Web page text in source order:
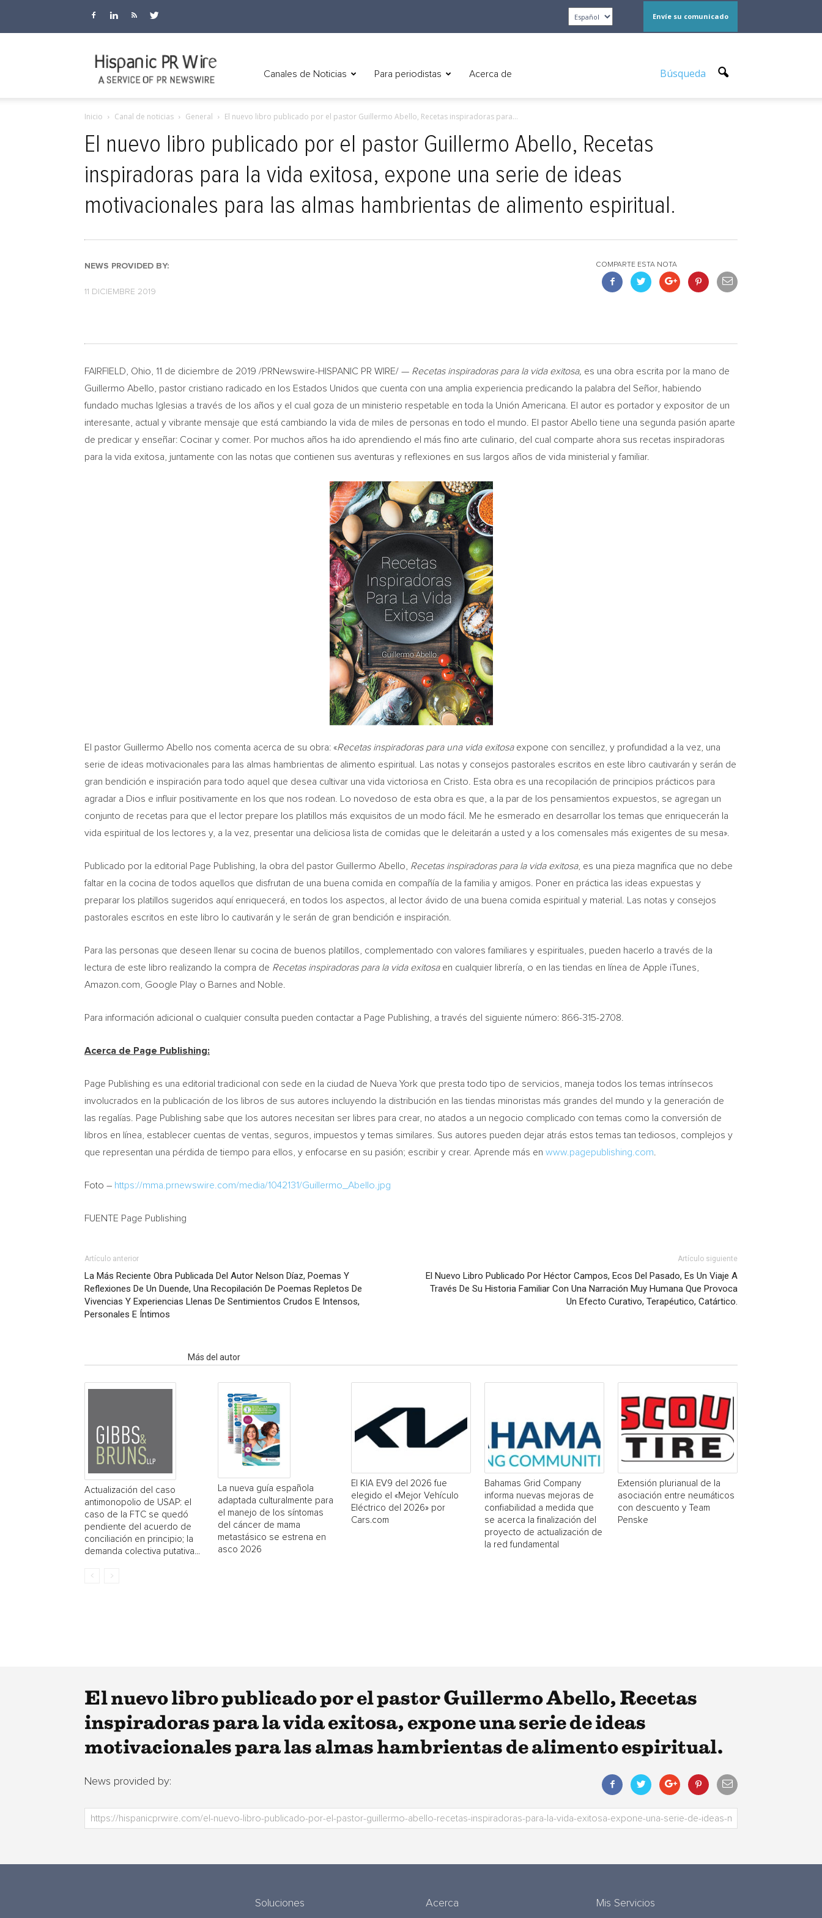
Envíe su comunicado
Canales de Noticias Para periodistas Acerca de Búsqueda
Inicio Canal de noticias General El nuevo libro publicado por el pastor Guillermo Abello, Recetas inspiradoras para...
El nuevo libro publicado por el pastor Guillermo Abello, Recetas
inspiradoras para la vida exitosa, expone una serie de ideas
motivacionales para las almas hambrientas de alimento espiritual.
NEWS PROVIDED BY:
11 DICIEMBRE 2019
COMPARTE ESTA NOTA
FAIRFIELD, Ohio , 11 de diciembre de 2019 /PRNewswire-HISPANIC PR WIRE/ — Recetas inspiradoras para la vida exitosa, es una obra escrita por la mano de
Guillermo Abello , pastor cristiano radicado en los Estados Unidos que cuenta con una amplia experiencia predicando la palabra del Señor, habiendo
fundado muchas Iglesias a través de los años y el cual goza de un ministerio respetable en toda la Unión Americana. El autor es portador y expositor de un
interesante, actual y vibrante mensaje que está cambiando la vida de miles de personas en todo el mundo. El pastor Abello tiene una segunda pasión aparte
de predicar y enseñar: Cocinar y comer. Por muchos años ha ido aprendiendo el más fino arte culinario, del cual comparte ahora sus recetas inspiradoras
para la vida exitosa, juntamente con las notas que contienen sus aventuras y reflexiones en sus largos años de vida ministerial y familiar.
El pastor Guillermo Abello nos comenta acerca de su obra: «Recetas inspiradoras para una vida exitosaexpone con sencillez, y profundidad a la vez, una
serie de ideas motivacionales para las almas hambrientas de alimento espiritual. Las notas y consejos pastorales escritos en este libro cautivarán y serán de
gran bendición e inspiración para todo aquel que desea cultivar una vida victoriosa en Cristo. Esta obra es una recopilación de principios prácticos para
agradar a Dios e influir positivamente en los que nos rodean. Lo novedoso de esta obra es que, a la par de los pensamientos expuestos, se agregan un
conjunto de recetas para que el lector prepare los platillos más exquisitos de un modo fácil. Me he esmerado en desarrollar los temas que enriquecerán la
vida espiritual de los lectores y, a la vez, presentar una deliciosa lista de comidas que le deleitarán a usted y a los comensales más exigentes de su mesa».
Publicado por la editorial Page Publishing, la obra del pastor Guillermo Abello Recetas inspiradoras para la vida exitosa, es una pieza magnifica que no debe
faltar en la cocina de todos aquellos que disfrutan de una buena comida en compañía de la familia y amigos. Poner en práctica las ideas expuestas y
preparar los platillos sugeridos aquí enriquecerá, en todos los aspectos, al lector ávido de una buena comida espiritual y material. Las notas y consejos
pastorales escritos en este libro lo cautivarán y le serán de gran bendición e inspiración.
Para las personas que deseen llenar su cocina de buenos platillos, complementado con valores familiares y espirituales, pueden hacerlo a través de la
lectura de este libro realizando la compra de Recetas inspiradoras para la vida exitosaen cualquier librería, o en las tiendas en línea de Apple iTunes,
Amazon.com, Google Play o Barnes and Noble.
Para información adicional o cualquier consulta pueden contactar a Page Publishing, a través del siguiente número: 866-315-2708.
Acerca de Page Publishing:
Page Publishing es una editorial tradicional con sede en la ciudad de Nueva York que presta todo tipo de servicios, maneja todos los temas intrínsecos
involucrados en la publicación de los libros de sus autores incluyendo la distribución en las tiendas minoristas más grandes del mundo y la generación de
las regalías. Page Publishing sabe que los autores necesitan ser libres para crear, no atados a un negocio complicado con temas como la conversión de
libros en línea, establecer cuentas de ventas, seguros, impuestos y temas similares. Sus autores pueden dejar atrás estos temas tan tediosos, complejos y
que representan una pérdida de tiempo para ellos, y enfocarse en su pasión; escribir y crear. Aprende más en www.pagepublishing.com
Foto – https://mma.prnewswire.com/media/1042131/Guillermo_Abello.jpg
FUENTE Page Publishing
Artículo anterior
La Más Reciente Obra Publicada Del Autor Nelson Díaz, Poemas Y
Reflexiones De Un Duende, Una Recopilación De Poemas Repletos De
Vivencias Y Experiencias Llenas De Sentimientos Crudos E Intensos,
Personales E Íntimos
Artículo siguiente
El Nuevo Libro Publicado Por Héctor Campos, Ecos Del Pasado, Es Un Viaje A
Través De Su Historia Familiar Con Una Narración Muy Humana Que Provoca
Un Efecto Curativo, Terapéutico, Catártico.
Más del autor
Actualización del caso
antimonopolio de USAP: el
caso de la FTC se quedó
pendiente del acuerdo de
conciliación en principio; la
demanda colectiva putativa...
La nueva guía española
adaptada culturalmente para
el manejo de los síntomas
del cáncer de mama
metastásico se estrena en
asco 2026
El KIA EV9 del 2026 fue
elegido el «Mejor Vehículo
Eléctrico del 2026» por
Cars.com
Bahamas Grid Company
informa nuevas mejoras de
confiabilidad a medida que
se acerca la finalización del
proyecto de actualización de
la red fundamental
Extensión plurianual de la
asociación entre neumáticos
con descuento y Team
Penske
El nuevo libro publicado por el pastor Guillermo Abello, Recetas
inspiradoras para la vida exitosa, expone una serie de ideas
motivacionales para las almas hambrientas de alimento espiritual.
News provided by:
Soluciones Acerca Mis Servicios